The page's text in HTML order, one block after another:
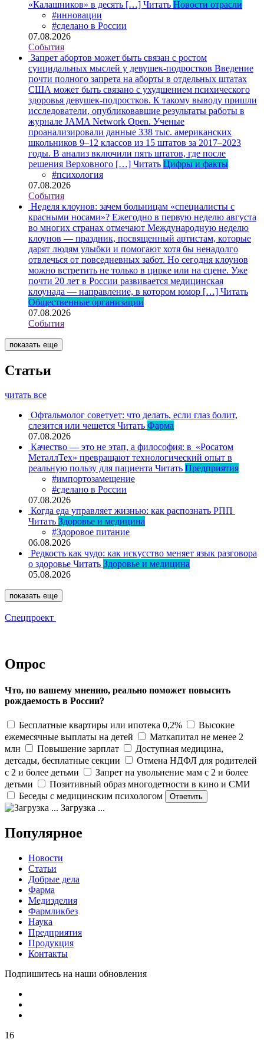
«Калашников» в десять […] Читать Новости отрасли
#инновации
#сделано в России
07.08.2026
События
Запрет абортов может быть связан с ростом
суицидальных мыслей у девушек-подростков Введение
почти полного запрета на аборты в отдельных штатах
США может быть связано с ухудшением психического
здоровья девушек-подростков. К такому выводу пришли
исследователи, опубликовавшие результаты работы в
журнале JAMA Network Open. Ученые
проанализировали данные 338 тыс. американских
школьников 9–12 классов из 15 штатов за 2017–2023
годы. В анализ включили пять штатов, где после
решения Верховного […] Читать Цифры и факты
#психология
07.08.2026
События
Неделя клоунов: зачем больницам «специалисты с
красными носами»? Ежегодно в первую неделю августа
во многих странах отмечают Международную неделю
клоунов — праздник, посвященный артистам, которые
дарят людям улыбки и помогают хотя бы ненадолго
отвлечься от повседневных забот. Но сегодня клоунов
можно встретить не только в цирке или на сцене. Уже
почти 20 лет в России развивается медицинская
клоунада — направление, в котором юмор […] Читать
Общественные организации
07.08.2026
События
показать еще
Статьи
читать все
Офтальмолог советует: что делать, если глаз болит,
слезится или чешется Читать Фарма
07.08.2026
Качество — это не этап, а философия: в «Росатом
МеталлТех» превращают технологический опыт в
реальную пользу для пациента Читать Предприятия
#импортозамещение
#сделано в России
07.08.2026
Когда еда управляет жизнью: как распознать РПП
Читать Здоровье и медицина
#Здоровое питание
06.08.2026
Редкость как чудо: как искусство меняет язык разговора
о здоровье Читать Здоровье и медицина
05.08.2026
показать еще
Спецпроект
Опрос
Что, по вашему мнению, реально поможет повысить
рождаемость в России?
Бесплатные квартиры или ипотека 0,2%
Высокие
ежемесячные выплаты на детей
Маткапитал не менее 2
млн
Повышение зарплат
Доступная медицина,
детсады, бесплатные секции
Отмена НДФЛ для родителей
с 2 и более детьми
Запрет на увольнение мам с 2 и более
детьми
Позитивный образ многодетности в кино и СМИ
Беседы с медицинским психологом
Загрузка ...
Популярное
Новости
Статьи
Добрые дела
Фарма
Медизделия
Фармликбез
Наука
Предприятия
Продукция
Контакты
Подпишитесь на наши обновления
16